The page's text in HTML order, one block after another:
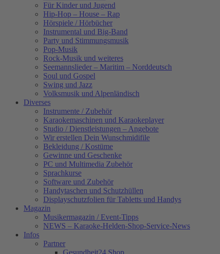
Für Kinder und Jugend
Hip-Hop – House – Rap
Hörspiele / Hörbücher
Instrumental und Big-Band
Party und Stimmungsmusik
Pop-Musik
Rock-Musik und weiteres
Seemannslieder – Maritim – Norddeutsch
Soul und Gospel
Swing und Jazz
Volksmusik und Alpenländisch
Diverses
Instrumente / Zubehör
Karaokemaschinen und Karaokeplayer
Studio / Dienstleistungen – Angebote
Wir erstellen Dein Wunschmidifile
Bekleidung / Kostüme
Gewinne und Geschenke
PC und Multimedia Zubehör
Sprachkurse
Software und Zubehör
Handytaschen und Schutzhüllen
Displayschutzfolien für Tabletts und Handys
Magazin
Musikermagazin / Event-Tipps
NEWS – Karaoke-Helden-Shop-Service-News
Infos
Partner
Gesundheit24.Shop